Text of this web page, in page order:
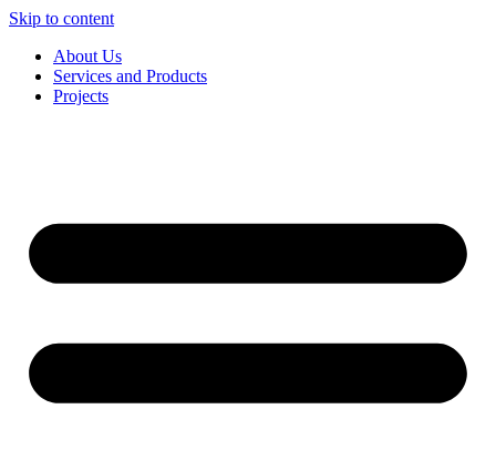
Skip to content
About Us
Services and Products
Projects